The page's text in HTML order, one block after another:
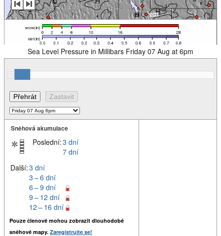
Sea Level Pressure in Millibars Friday 07 Aug at 6pm
Sněhová akumulace
Poslední:3 dní
7 dní
Další:3 dní
3 – 6 dní
6 – 9 dní
9 – 12 dní
12 – 16 dní
Pouze členové mohou zobrazit dlouhodobé
sněhové mapy. Zaregistrujte se!